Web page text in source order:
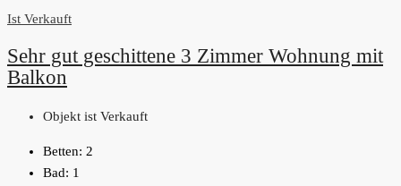
Ist Verkauft
Sehr gut geschittene 3 Zimmer Wohnung mit
Balkon
Objekt ist Verkauft
Betten: 2
Bad: 1